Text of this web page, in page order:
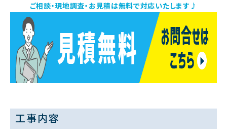
ご相談・現地調査・お見積は無料で対応いたします♪
工事内容